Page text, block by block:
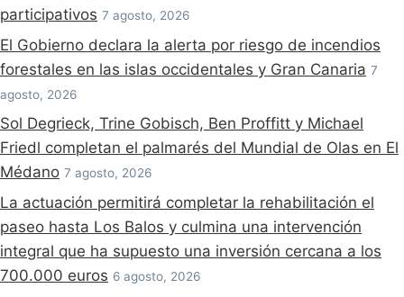
participativos 7 agosto, 2026
El Gobierno declara la alerta por riesgo de incendios
forestales en las islas occidentales y Gran Canaria 7
agosto, 2026
Sol Degrieck, Trine Gobisch, Ben Proffitt y Michael
Friedl completan el palmarés del Mundial de Olas en El
Médano 7 agosto, 2026
La actuación permitirá completar la rehabilitación el
paseo hasta Los Balos y culmina una intervención
integral que ha supuesto una inversión cercana a los
700.000 euros 6 agosto, 2026